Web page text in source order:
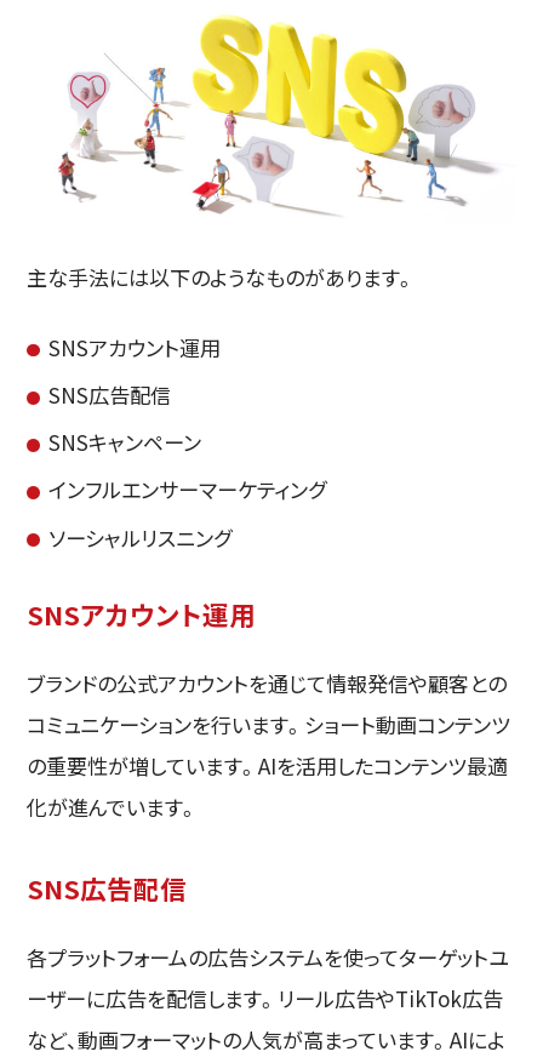
主な手法には以下のようなものがあります。
SNSアカウント運用
SNS広告配信
SNSキャンペーン
インフルエンサーマーケティング
ソーシャルリスニング
SNSアカウント運用
ブランドの公式アカウントを通じて情報発信や顧客との
コミュニケーションを行います。ショート動画コンテンツ
の重要性が増しています。AIを活用したコンテンツ最適
化が進んでいます。
SNS広告配信
各プラットフォームの広告システムを使ってターゲットユ
ーザーに広告を配信します。リール広告やTikTok広告
など、動画フォーマットの人気が高まっています。AIによ